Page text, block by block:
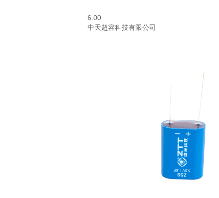
6.00
中天超容科技有限公司